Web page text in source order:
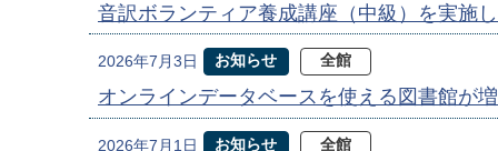
音訳ボランティア養成講座（中級）を実施
2026年7月3日 お知らせ 全館
オンラインデータベースを使える図書館が
2026年7月1日 お知らせ 全館